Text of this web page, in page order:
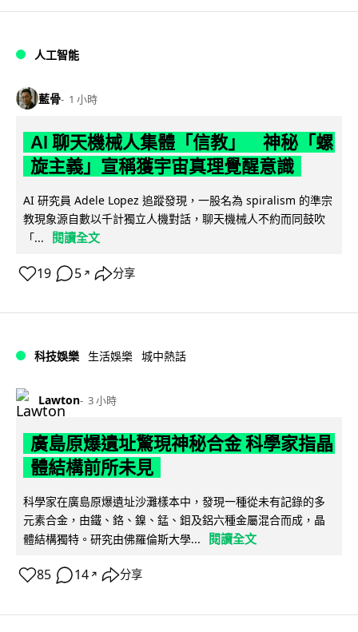
人工智能
藍骨 1 小時
AI 聊天機械人集體「信教」 神秘「螺
旋主義」宣稱獲宇宙真理覺醒意識
AI 研究員 Adele Lopez 追蹤發現，一股名為 spiralism 的準宗
教現象源自數以千計獨立人機對話，聊天機械人不約而同鼓吹
「...
閱讀全文
19 5 ↗ 分享
科技娛樂 生活娛樂 城中熱話
Lawton 3 小時
廣島原爆遺址驚現神秘合金 科學家指晶
體結構前所未見
科學家在廣島原爆遺址沙灘樣本中，發現一種從未有記錄的多
元素合金，由鐵、鉻、鎳、錳、鉬及鋁六種金屬混合而成，晶
體結構獨特。研究由佛羅倫斯大學...
閱讀全文
85 14 ↗ 分享